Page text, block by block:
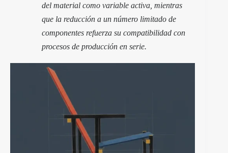
del material como variable activa, mientras
que la reducción a un número limitado de
componentes refuerza su compatibilidad con
procesos de producción en serie.